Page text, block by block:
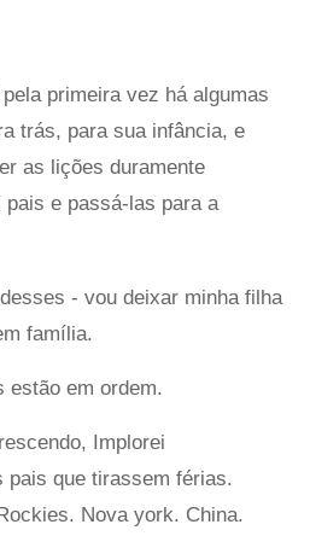
primeira vez há algumas
trás, para sua infância, e
as lições duramente
e passá-las para a
- vou deixar minha filha
família.
estão em ordem.
Implorei
pais que tirassem férias.
Nova york. China.